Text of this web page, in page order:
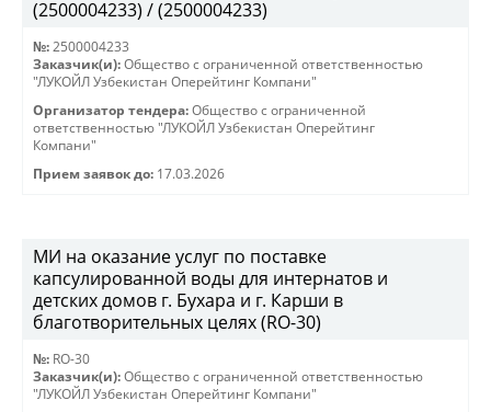
(2500004233) / (2500004233)
№: 2500004233
Заказчик(и): Общество с ограниченной ответственностью
"ЛУКОЙЛ Узбекистан Оперейтинг Компани"
Организатор тендера: Общество с ограниченной
ответственностью "ЛУКОЙЛ Узбекистан Оперейтинг
Компани"
Прием заявок до: 17.03.2026
МИ на оказание услуг по поставке
капсулированной воды для интернатов и
детских домов г. Бухара и г. Карши в
благотворительных целях (RO-30)
№: RO-30
Заказчик(и): Общество с ограниченной ответственностью
"ЛУКОЙЛ Узбекистан Оперейтинг Компани"